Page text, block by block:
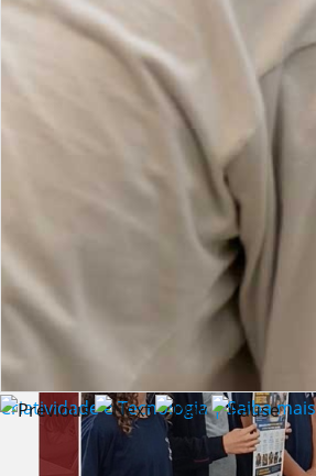
Criatividade e Tecnologia | Saiba mais